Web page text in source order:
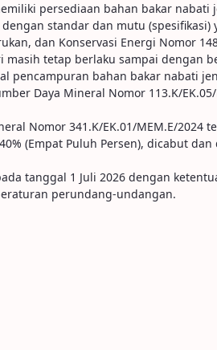
persediaan bahan bakar
standar dan mutu
dan Konservasi Energi Nomor
masih tetap berlaku sampai dengan
pencampuran bahan bakar nabati
Daya Mineral Nomor 113.K/
Nomor 341.K/EK.01/MEM.E/2024
(Empat Puluh Persen), dicabut
tanggal 1 Juli 2026 dengan
perundang-undangan.